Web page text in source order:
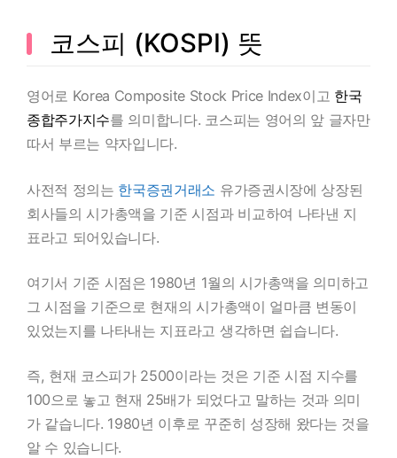
코스피 (KOSPI) 뜻
영어로 Korea Composite Stock Price Index이고 한국
종합주가지수를 의미합니다. 코스피는 영어의 앞 글자만
따서 부르는 약자입니다.
사전적 정의는 한국증권거래소 유가증권시장에 상장된
회사들의 시가총액을 기준 시점과 비교하여 나타낸 지
표라고 되어있습니다.
여기서 기준 시점은 1980년 1월의 시가총액을 의미하고
그 시점을 기준으로 현재의 시가총액이 얼마큼 변동이
있었는지를 나타내는 지표라고 생각하면 쉽습니다.
즉, 현재 코스피가 2500이라는 것은 기준 시점 지수를
100으로 놓고 현재 25배가 되었다고 말하는 것과 의미
가 같습니다. 1980년 이후로 꾸준히 성장해 왔다는 것을
알 수 있습니다.